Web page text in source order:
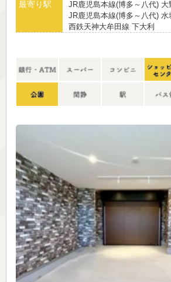
最寄り駅
JR鹿児島本線(博多～八代) 大
JR鹿児島本線(博多～八代) 水
西鉄天神大牟田線 下大利